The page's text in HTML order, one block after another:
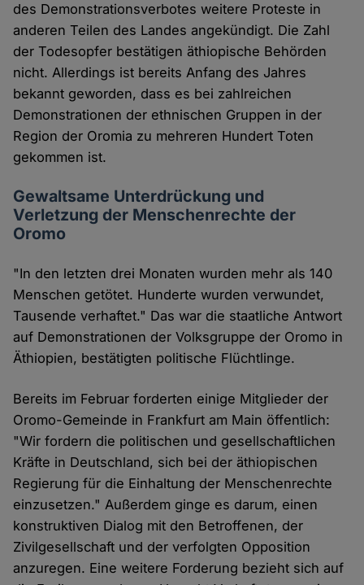
des Demonstrationsverbotes weitere Proteste in
anderen Teilen des Landes angekündigt. Die Zahl
der Todesopfer bestätigen äthiopische Behörden
nicht. Allerdings ist bereits Anfang des Jahres
bekannt geworden, dass es bei zahlreichen
Demonstrationen der ethnischen Gruppen in der
Region der Oromia zu mehreren Hundert Toten
gekommen ist.
Gewaltsame Unterdrückung und
Verletzung der Menschenrechte der
Oromo
"In den letzten drei Monaten wurden mehr als 140
Menschen getötet. Hunderte wurden verwundet,
Tausende verhaftet." Das war die staatliche Antwort
auf Demonstrationen der Volksgruppe der Oromo in
Äthiopien, bestätigten politische Flüchtlinge.
Bereits im Februar forderten einige Mitglieder der
Oromo-Gemeinde in Frankfurt am Main öffentlich:
"Wir fordern die politischen und gesellschaftlichen
Kräfte in Deutschland, sich bei der äthiopischen
Regierung für die Einhaltung der Menschenrechte
einzusetzen." Außerdem ginge es darum, einen
konstruktiven Dialog mit den Betroffenen, der
Zivilgesellschaft und der verfolgten Opposition
anzuregen. Eine weitere Forderung bezieht sich auf